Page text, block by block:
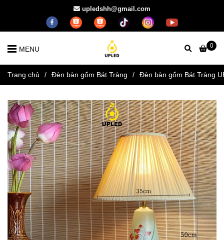
upledshh@gmail.com
0
MENU
Trang chủ / Đèn bàn gốm Bát Tràng / Đèn bàn gốm Bát Tràng